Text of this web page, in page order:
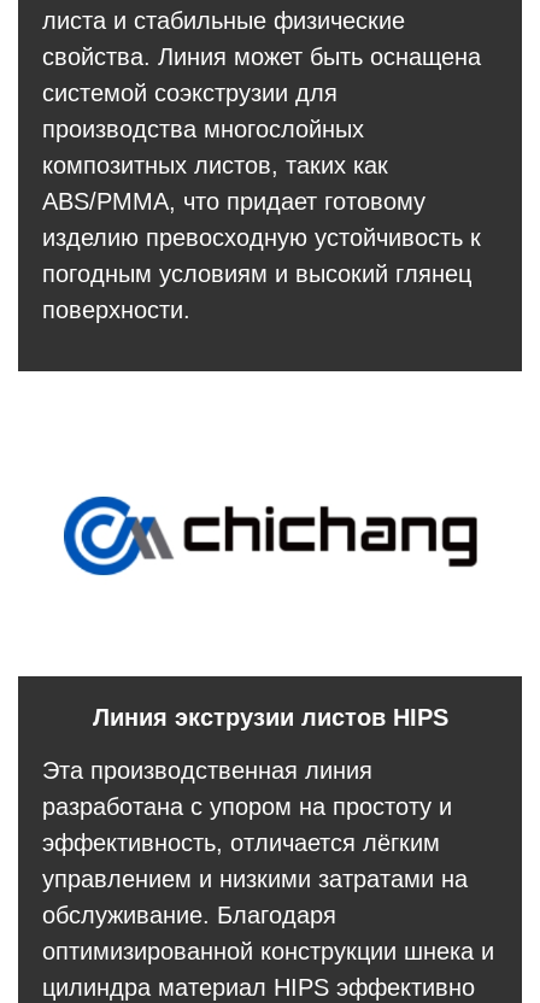
листа и стабильные физические
свойства. Линия может быть оснащена
системой соэкструзии для
производства многослойных
композитных листов, таких как
ABS/PMMA, что придает готовому
изделию превосходную устойчивость к
погодным условиям и высокий глянец
поверхности.
Линия экструзии листов HIPS
Эта производственная линия
разработана с упором на простоту и
эффективность, отличается лёгким
управлением и низкими затратами на
обслуживание. Благодаря
оптимизированной конструкции шнека и
цилиндра материал HIPS эффективно